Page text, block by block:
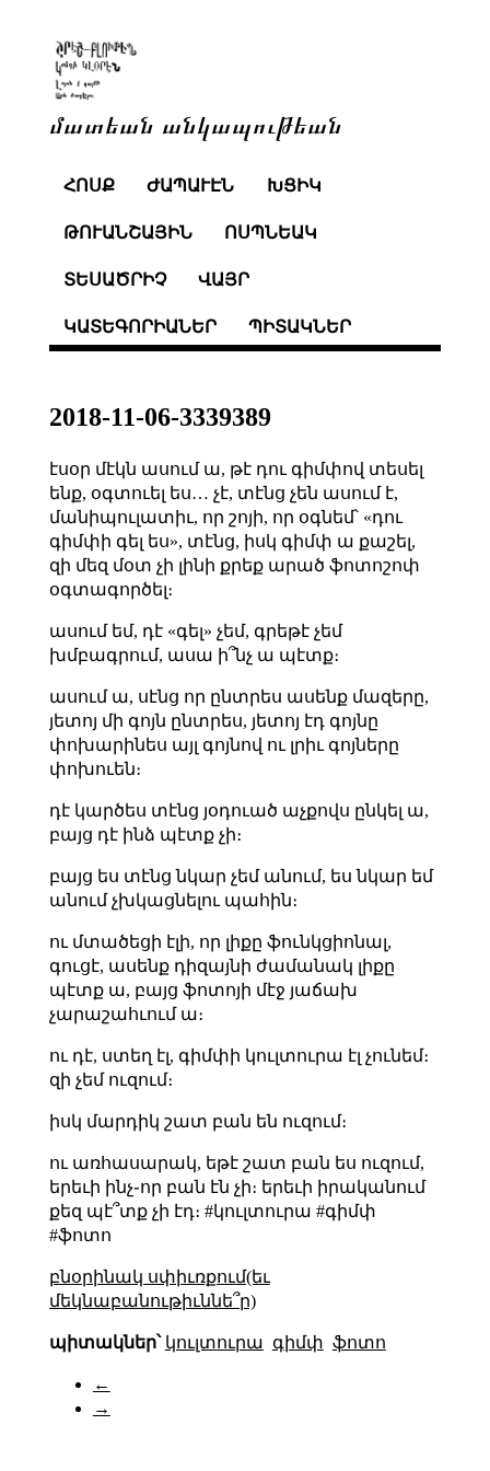
մատեան անկապութեան
ՀՈՍՔ ԺԱՊԱՒԷՆ ԽՑԻԿ
ԹՈՒԱՆՇԱՅԻՆ ՈՍՊՆԵԱԿ
ՏԵՍԱԾՐԻՉ ՎԱՅՐ
ԿԱՏԵԳՈՐԻԱՆԵՐ ՊԻՏԱԿՆԵՐ
2018-11-06-3339389
էսօր մէկն ասում ա, թէ դու գիմփով տեսել
ենք, օգտուել ես… չէ, տէնց չեն ասում է,
մանիպուլատիւ, որ շոյի, որ օգնեմ՝ «դու
գիմփի գել ես», տէնց, իսկ գիմփ ա քաշել,
զի մեզ մօտ չի լինի քրեք արած ֆոտոշոփ
օգտագործել։
ասում եմ, դէ «գել» չեմ, գրեթէ չեմ
խմբագրում, ասա ի՞նչ ա պէտք։
ասում ա, սէնց որ ընտրես ասենք մազերը,
յետոյ մի գոյն ընտրես, յետոյ էդ գոյնը
փոխարինես այլ գոյնով ու լրիւ գոյները
փոխուեն։
դէ կարծես տէնց յօդուած աչքովս ընկել ա,
բայց դէ ինձ պէտք չի։
բայց ես տէնց նկար չեմ անում, ես նկար եմ
անում չխկացնելու պահին։
ու մտածեցի էլի, որ լիքը ֆունկցիոնալ,
գուցէ, ասենք դիզայնի ժամանակ լիքը
պէտք ա, բայց ֆոտոյի մէջ յաճախ
չարաշահւում ա։
ու դէ, ստեղ էլ, գիմփի կուլտուրա էլ չունեմ։
զի չեմ ուզում։
իսկ մարդիկ շատ բան են ուզում։
ու առհասարակ, եթէ շատ բան ես ուզում,
երեւի ինչ֊որ բան էն չի։ երեւի իրականում
քեզ պէ՞տք չի էդ։ #կուլտուրա #գիմփ
#ֆոտո
բնօրինակ սփիւռքում(եւ
մեկնաբանութիւննե՞ր)
պիտակներ՝ կուլտուրա գիմփ ֆոտո
←
→